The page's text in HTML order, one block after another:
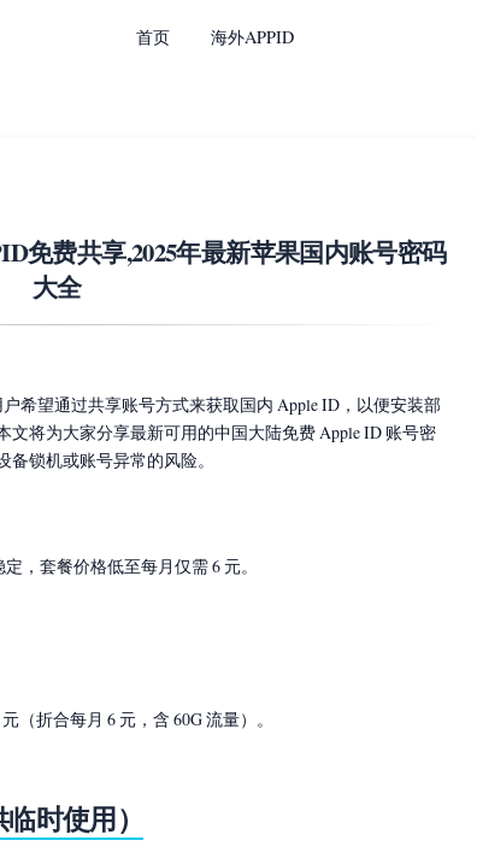
首页 海外APPID
免费共享,2025年最新苹果国内账号密码
大全
希望通过共享账号方式来获取国内 Apple ID，以便安装部
将为大家分享最新可用的中国大陆免费 Apple ID 账号密
锁机或账号异常的风险。
，套餐价格低至每月仅需 6 元。
（折合每月 6 元，含 60G 流量）。
时使用）